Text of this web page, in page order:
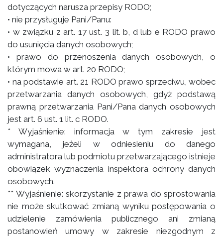
dotyczących narusza przepisy RODO;
• nie przysługuje Pani/Panu:
• w związku z art. 17 ust. 3 lit. b, d lub e RODO prawo
do usunięcia danych osobowych;
• prawo do przenoszenia danych osobowych, o
którym mowa w art. 20 RODO;
• na podstawie art. 21 RODO prawo sprzeciwu, wobec
przetwarzania danych osobowych, gdyż podstawą
prawną przetwarzania Pani/Pana danych osobowych
jest art. 6 ust. 1 lit. c RODO.
* Wyjaśnienie: informacja w tym zakresie jest
wymagana, jeżeli w odniesieniu do danego
administratora lub podmiotu przetwarzającego istnieje
obowiązek wyznaczenia inspektora ochrony danych
osobowych.
** Wyjaśnienie: skorzystanie z prawa do sprostowania
nie może skutkować zmianą wyniku postępowania o
udzielenie zamówienia publicznego ani zmianą
postanowień umowy w zakresie niezgodnym z